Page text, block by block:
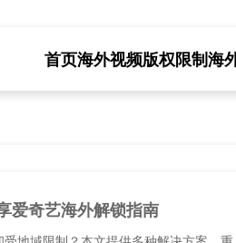
首页海外视频版权限制海
爱奇艺海外解锁指南